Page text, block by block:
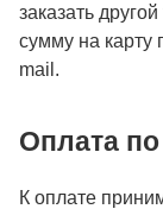
заказать
сумму на карту
mail.
Оплата
К оплате